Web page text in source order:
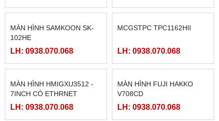
MÀN HÌNH SAMKOON SK-
MCGSTPC TPC1162HII